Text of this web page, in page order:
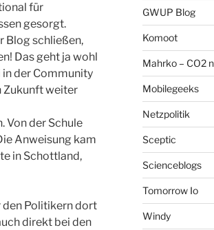
für
gesorgt.
Blog schließen,
Das geht ja wohl
der Community
Zukunft weiter
Von der Schule
Anweisung kam
in Schottland,
den Politikern dort
direkt bei den
GWUP Blog
Komoot
Mahrko – CO2
Mobilegeeks
Netzpolitik
Sceptic
Scienceblogs
Tomorrow Io
Windy